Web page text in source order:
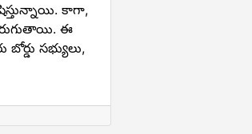
కాగా,
ఈ
సభ్యులు,